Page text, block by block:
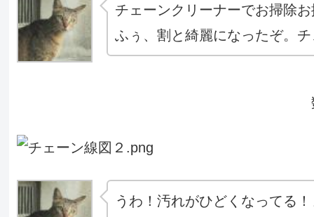
チェーンクリーナーでお掃除
ふぅ、割と綺麗になったぞ。
うわ！汚れがひどくなってる